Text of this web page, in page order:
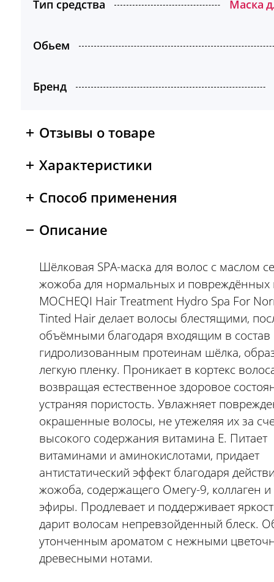
Тип средства Маска
Обьем
Бренд
Отзывы о товаре
Характеристики
Способ применения
Описание
Шёлковая SPA-маска для волос с маслом
жожоба для нормальных и повреждённых
MOCHEQI Hair Treatment Hydro Spa For
Tinted Hair делает волосы блестящими,
объёмными благодаря входящим в состав
гидролизованным протеинам шёлка,
легкую пленку. Проникает в кортекс
возвращая естественное здоровое
устраняя пористость. Увлажняет
окрашенные волосы, не утежеляя их за
высокого содержания витамина Е. Питает
витаминами и аминокислотами, придает
антистатический эффект благодаря
жожоба, содержащего Омегу-9, коллаген
эфиры. Продлевает и поддерживает
дарит волосам непревзойденный блеск.
утонченным ароматом с нежными
древесными нотами.